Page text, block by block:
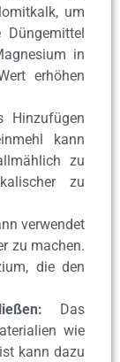
um
Düngemittel
in
erhöhen
Hinzufügen
kann
zu
zu
verwendet
zu machen.
die den
Das
wie
kann dazu